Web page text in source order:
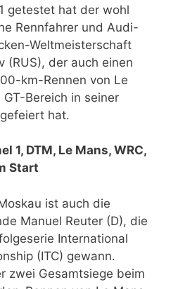
getestet hat der wohl
Rennfahrer und Audi-
Weltmeisterschaft
(RUS), der auch einen
km-Rennen von Le
Bereich in seiner
hat.
1, DTM, Le Mans, WRC,
Start
ist auch die
Manuel Reuter (D), die
International
(ITC) gewann.
zwei Gesamtsiege beim